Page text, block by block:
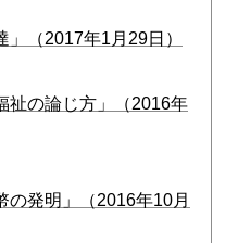
（2017年1月29日）
祉の論じ方」（2016年
の発明」（2016年10月